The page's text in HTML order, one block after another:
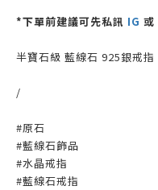
*下單前建議可先私訊 IG 或
半寶石級 藍線石 925銀戒指
/
#原石
#藍線石飾品
#水晶戒指
#藍線石戒指